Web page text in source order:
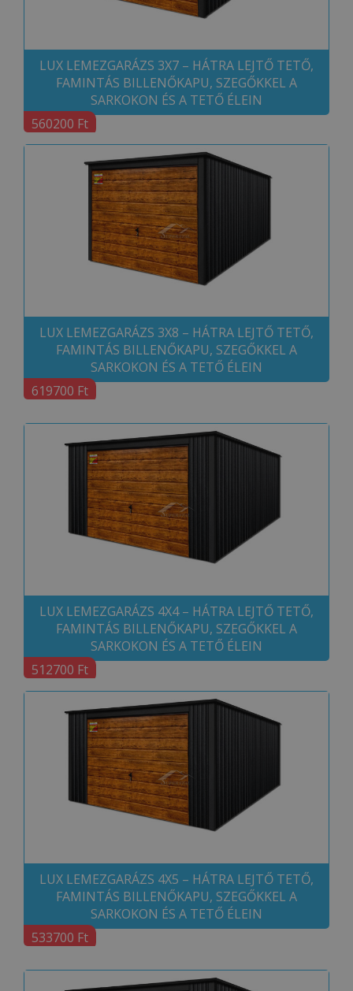
LUX LEMEZGARÁZS 3X7 – HÁTRA LEJTŐ TETŐ,
FAMINTÁS BILLENŐKAPU, SZEGŐKKEL A
SARKOKON ÉS A TETŐ ÉLEIN
560200 Ft
LUX LEMEZGARÁZS 3X8 – HÁTRA LEJTŐ TETŐ,
FAMINTÁS BILLENŐKAPU, SZEGŐKKEL A
SARKOKON ÉS A TETŐ ÉLEIN
619700 Ft
LUX LEMEZGARÁZS 4X4 – HÁTRA LEJTŐ TETŐ,
FAMINTÁS BILLENŐKAPU, SZEGŐKKEL A
SARKOKON ÉS A TETŐ ÉLEIN
512700 Ft
LUX LEMEZGARÁZS 4X5 – HÁTRA LEJTŐ TETŐ,
FAMINTÁS BILLENŐKAPU, SZEGŐKKEL A
SARKOKON ÉS A TETŐ ÉLEIN
533700 Ft